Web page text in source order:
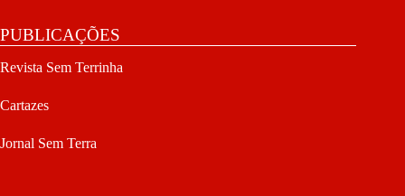
PUBLICAÇÕES
Revista Sem Terrinha
Cartazes
Jornal Sem Terra